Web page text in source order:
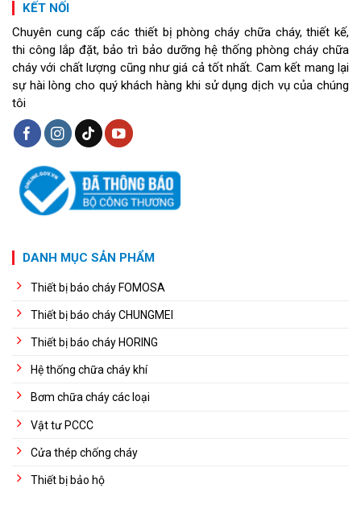
KẾT NỐI
Chuyên cung cấp các thiết bị phòng cháy chữa cháy, thiết kế,
thi công lắp đặt, bảo trì bảo dưỡng hệ thống phòng cháy chữa
cháy với chất lượng cũng như giá cả tốt nhất. Cam kết mang lại
sự hài lòng cho quý khách hàng khi sử dụng dịch vụ của chúng
tôi
DANH MỤC SẢN PHẨM
Thiết bị báo cháy FOMOSA
Thiết bị báo cháy CHUNGMEI
Thiết bị báo cháy HORING
Hệ thống chữa cháy khí
Bơm chữa cháy các loại
Vật tư PCCC
Cửa thép chống cháy
Thiết bị bảo hộ